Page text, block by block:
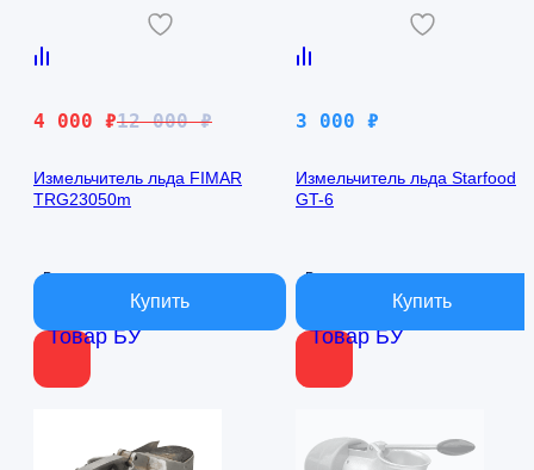
Товар БУ
12 000₽
Первоначальная
составляла
12
4 000 ₽
Текущая
4
000 ₽.
Измельчитель льда FIMAR
TRG23050m
В наличии
Товар БУ
3 000 ₽
Измельчитель льда Starfood
GT-6
В наличии